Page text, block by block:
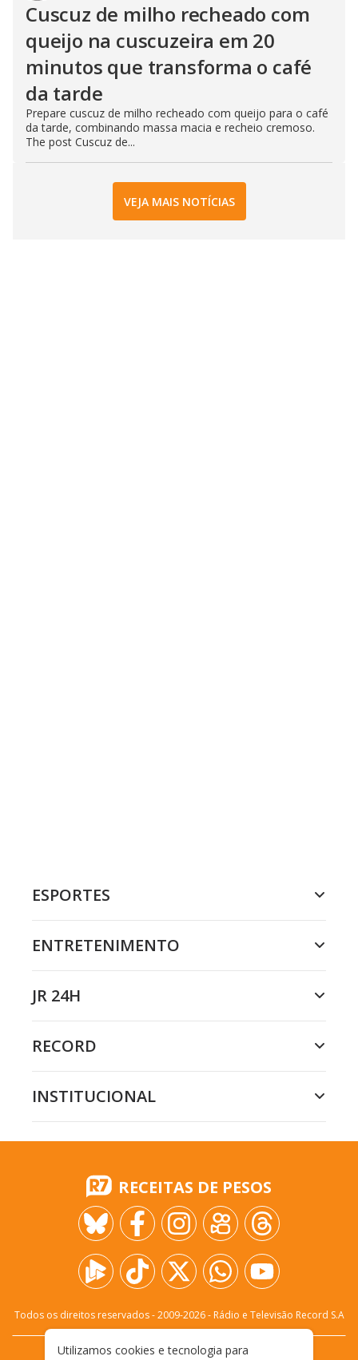
Cuscuz de milho recheado com
queijo na cuscuzeira em 20
minutos que transforma o café
da tarde
Prepare cuscuz de milho recheado com queijo para o café
da tarde, combinando massa macia e recheio cremoso.
The post Cuscuz de...
VEJA MAIS NOTÍCIAS
ESPORTES
ENTRETENIMENTO
JR 24H
RECORD
INSTITUCIONAL
RECEITAS DE PESOS
Todos os direitos reservados - 2009-2026- Rádio e Televisão Record S.A
Utilizamos cookies e tecnologia para